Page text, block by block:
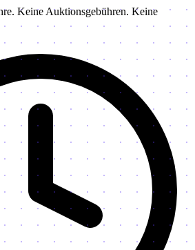
Keine Auktionsgebühren. Keine